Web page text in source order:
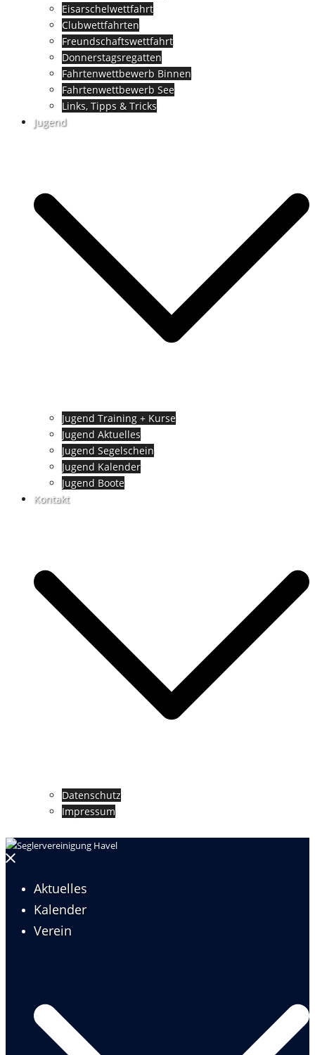
Eisarschelwettfahrt
Clubwettfahrten
Freundschaftswettfahrt
Donnerstagsregatten
Fahrtenwettbewerb Binnen
Fahrtenwettbewerb See
Links, Tipps & Tricks
Jugend
Jugend Training + Kurse
Jugend Aktuelles
Jugend Segelschein
Jugend Kalender
Jugend Boote
Kontakt
Datenschutz
Impressum
Menü
Aktuelles
Kalender
Verein